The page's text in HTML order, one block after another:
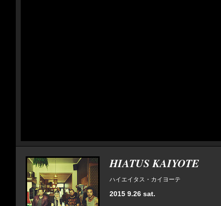
HIATUS KAIYOTE
ハイエイタス・カイヨーテ
2015 9.26 sat.